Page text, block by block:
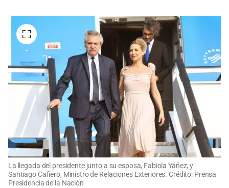
La llegada del presidente junto a su esposa, Fabiola Yáñez, y
Santiago Cafiero, Ministro de Relaciones Exteriores. Crédito: Prensa
Presidencia de la Nación